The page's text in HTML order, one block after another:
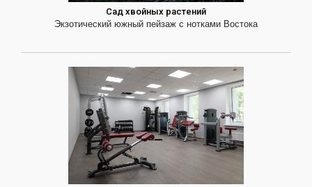
Сад хвойных растений
Экзотический южный пейзаж с нотками Востока